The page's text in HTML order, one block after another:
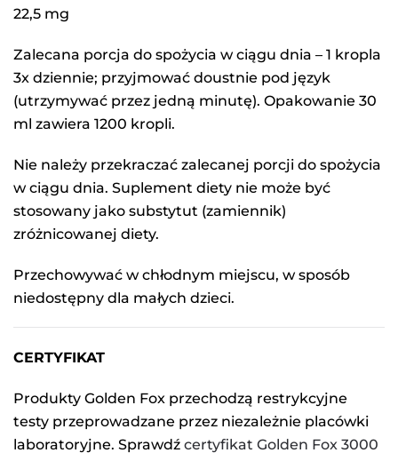
22,5 mg
Zalecana porcja do spożycia w ciągu dnia – 1 kropla
3x dziennie; przyjmować doustnie pod język
(utrzymywać przez jedną minutę). Opakowanie 30
ml zawiera 1200 kropli.
Nie należy przekraczać zalecanej porcji do spożycia
w ciągu dnia. Suplement diety nie może być
stosowany jako substytut (zamiennik)
zróżnicowanej diety.
Przechowywać w chłodnym miejscu, w sposób
niedostępny dla małych dzieci.
CERTYFIKAT
Produkty Golden Fox przechodzą restrykcyjne
testy przeprowadzane przez niezależnie placówki
laboratoryjne. Sprawdź certyfikat Golden Fox 3000